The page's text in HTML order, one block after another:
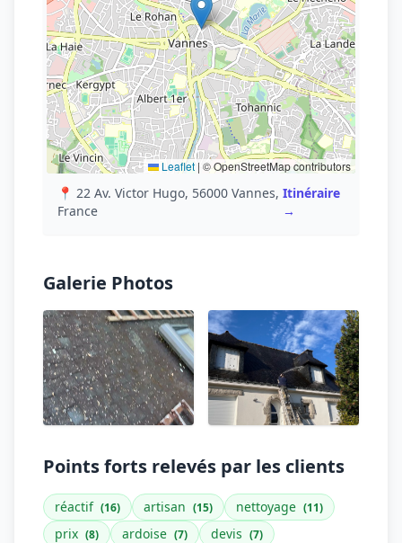
Leaflet | © OpenStreetMap contributors
📍 22 Av. Victor Hugo, 56000 Vannes,
France
Itinéraire
→
Galerie Photos
Points forts relevés par les clients
réactif (16) artisan (15) nettoyage (11)
prix (8) ardoise (7) devis (7)